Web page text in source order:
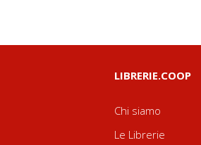
LIBRERIE.COOP
Chi siamo
Le Librerie